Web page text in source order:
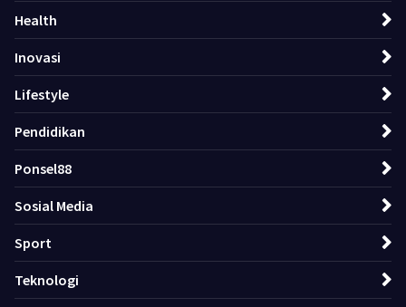
Health
Inovasi
Lifestyle
Pendidikan
Ponsel88
Sosial Media
Sport
Teknologi